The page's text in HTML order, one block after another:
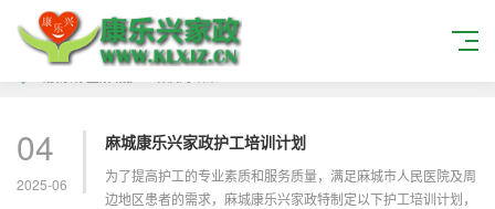
04
2025-06
麻城康乐兴家政护工培训计划
为了提高护工的专业素质和服务质量，满足麻城市人民医院及周
边地区患者的需求，麻城康乐兴家政特制定以下护工培训计划，